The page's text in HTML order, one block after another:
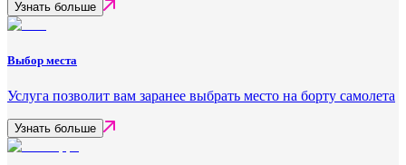
Узнать больше
Выбор места
Услуга позволит вам заранее выбрать место на борту самолета
Узнать больше